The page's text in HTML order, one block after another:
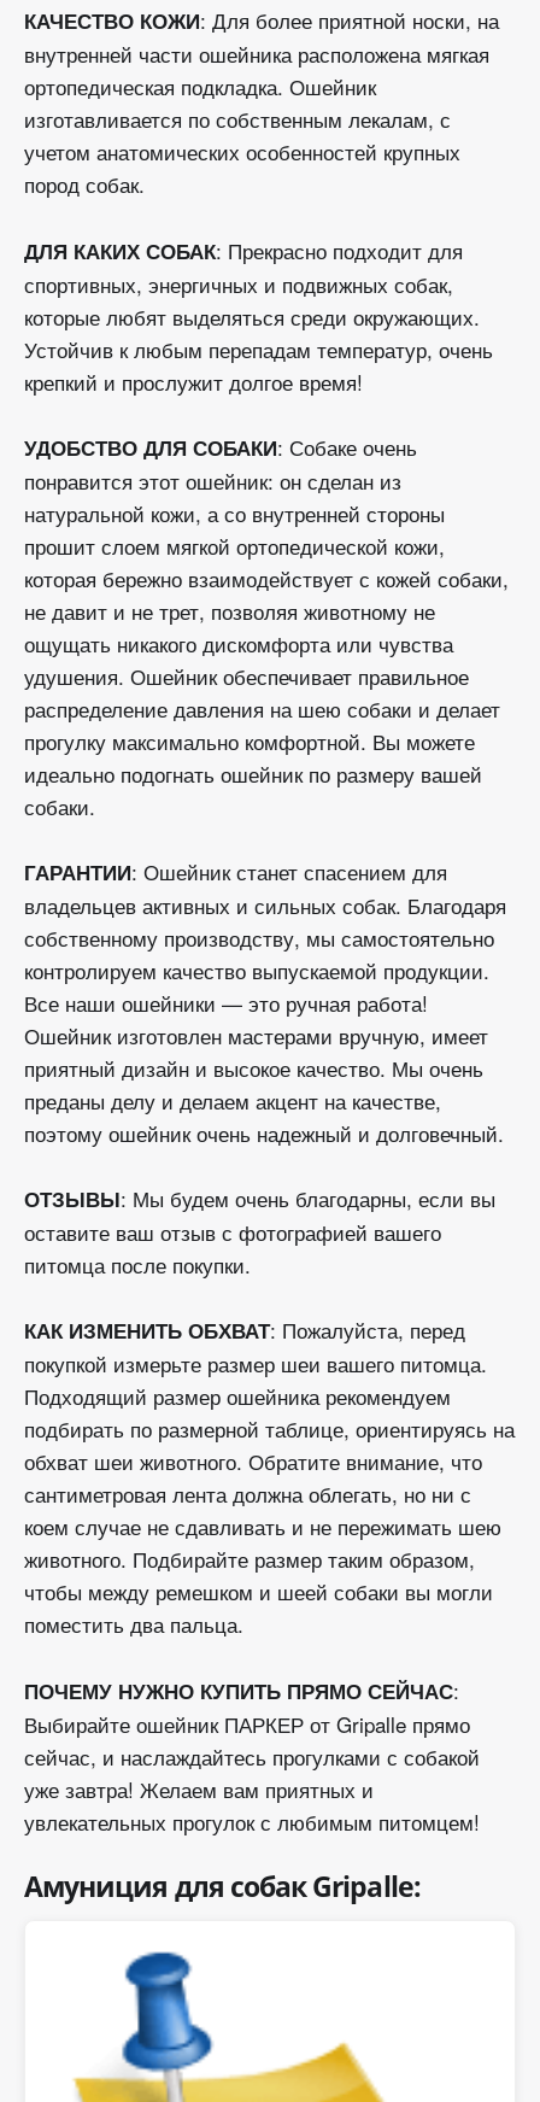
КАЧЕСТВО КОЖИ: Для более приятной носки, на
внутренней части ошейника расположена мягкая
ортопедическая подкладка. Ошейник
изготавливается по собственным лекалам, с
учетом анатомических особенностей крупных
пород собак.
ДЛЯ КАКИХ СОБАК: Прекрасно подходит для
спортивных, энергичных и подвижных собак,
которые любят выделяться среди окружающих.
Устойчив к любым перепадам температур, очень
крепкий и прослужит долгое время!
УДОБСТВО ДЛЯ СОБАКИ: Собаке очень
понравится этот ошейник: он сделан из
натуральной кожи, а со внутренней стороны
прошит слоем мягкой ортопедической кожи,
которая бережно взаимодействует с кожей собаки,
не давит и не трет, позволяя животному не
ощущать никакого дискомфорта или чувства
удушения. Ошейник обеспечивает правильное
распределение давления на шею собаки и делает
прогулку максимально комфортной. Вы можете
идеально подогнать ошейник по размеру вашей
собаки.
ГАРАНТИИ: Ошейник станет спасением для
владельцев активных и сильных собак. Благодаря
собственному производству, мы самостоятельно
контролируем качество выпускаемой продукции.
Все наши ошейники — это ручная работа!
Ошейник изготовлен мастерами вручную, имеет
приятный дизайн и высокое качество. Мы очень
преданы делу и делаем акцент на качестве,
поэтому ошейник очень надежный и долговечный.
ОТЗЫВЫ: Мы будем очень благодарны, если вы
оставите ваш отзыв с фотографией вашего
питомца после покупки.
КАК ИЗМЕНИТЬ ОБХВАТ: Пожалуйста, перед
покупкой измерьте размер шеи вашего питомца.
Подходящий размер ошейника рекомендуем
подбирать по размерной таблице, ориентируясь на
обхват шеи животного. Обратите внимание, что
сантиметровая лента должна облегать, но ни с
коем случае не сдавливать и не пережимать шею
животного. Подбирайте размер таким образом,
чтобы между ремешком и шеей собаки вы могли
поместить два пальца.
ПОЧЕМУ НУЖНО КУПИТЬ ПРЯМО СЕЙЧАС:
Выбирайте ошейник ПАРКЕР от Gripalle прямо
сейчас, и наслаждайтесь прогулками с собакой
уже завтра! Желаем вам приятных и
увлекательных прогулок с любимым питомцем!
Амуниция для собак Gripalle: